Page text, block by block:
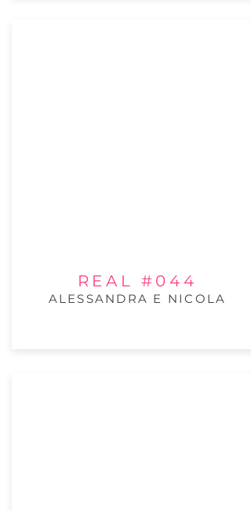
REAL #044
ALESSANDRA E NICOLA